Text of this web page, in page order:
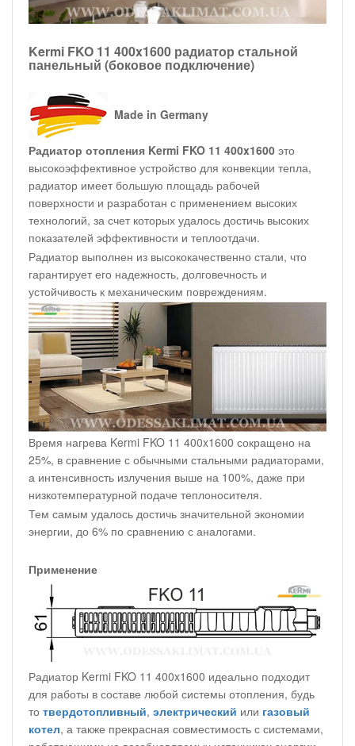
Kermi FKO 11 400x1600 радиатор стальной
панельный (боковое подключение)
Made in Germany
Радиатор отопления Kermi FKO 11 400x1600 это
высокоэффективное устройство для конвекции тепла,
радиатор имеет большую площадь рабочей
поверхности и разработан с применением высоких
технологий, за счет которых удалось достичь высоких
показателей эффективности и теплоотдачи.
Радиатор выполнен из высококачественно стали, что
гарантирует его надежность, долговечность и
устойчивость к механическим повреждениям.
Время нагрева Kermi FKO 11 400x1600 сокращено на
25%, в сравнение с обычными стальными радиаторами,
а интенсивность излучения выше на 100%, даже при
низкотемпературной подаче теплоносителя.
Тем самым удалось достичь значительной экономии
энергии, до 6% по сравнению с аналогами.
Применение
Радиатор Kermi FKO 11 400x1600 идеально подходит
для работы в составе любой системы отопления, будь
то твердотопливный, электрический или газовый
котел, а также прекрасная совместимость с системами,